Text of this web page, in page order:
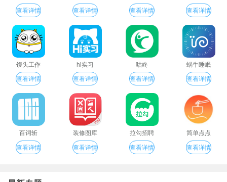
查看详情
查看详情
查看详情
查看详情
馒头工作
查看详情
hi实习
查看详情
咕咚
查看详情
蜗牛睡眠
查看详情
百词斩
查看详情
装修图库
查看详情
拉勾招聘
查看详情
简单点点
查看详情